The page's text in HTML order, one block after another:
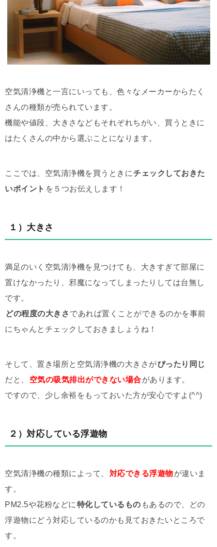
空気清浄機と一言にいっても、色々なメーカーからたく
さんの種類が売られています。
機能や値段、大きさなどもそれぞれちがい、買うときに
はたくさんの中から選ぶことになります。
ここでは、空気清浄機を買うときにチェックしておきた
いポイント を５つお伝えします！
１）大きさ
満足のいく空気清浄機を見つけても、大きすぎて部屋に
置けなかったり、邪魔になってしまったりしては台無し
です。
どの程度の大きさ であれば置くことができるのかを事前
にちゃんとチェックしておきましょうね！
そして、置き場所と空気清浄機の大きさがぴったり同じ
だと、
空気の吸気排出ができない場合があります。
ですので、少し余裕をもっておいた方が安心ですよ(^^)
２）対応している浮遊物
空気清浄機の種類によって、 対応できる浮遊物が違いま
す。
PM2.5や花粉などに 特化しているもの もあるので、どの
浮遊物にどう対応しているのかも見ておきたいところで
す。